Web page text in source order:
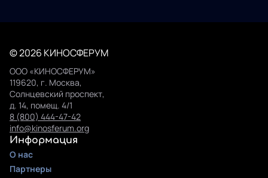
© 2026 КИНОСФЕРУМ
ООО «КИНОСФЕРУМ»
119620, г. Москва,
Солнцевский проспект,
д. 14, помещ. 4/1
8 (800) 444-47-42
info@kinosferum.org
Информация
О нас
Партнеры